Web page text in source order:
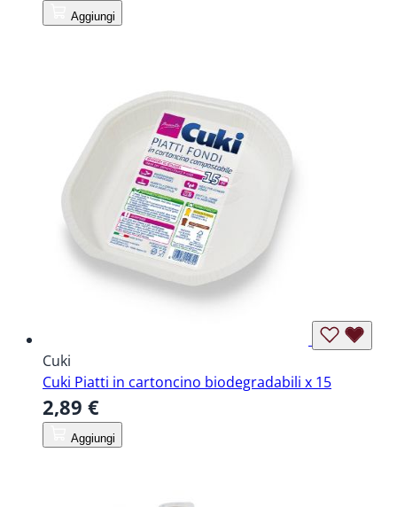
Aggiungi
Cuki
Cuki Piatti in cartoncino biodegradabili x 15
2,89 €
Aggiungi